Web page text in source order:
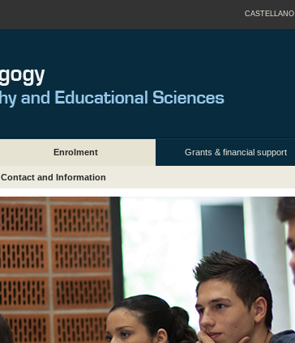
CASTELLANO
Enrolment Grants & financial support
Contact and Information